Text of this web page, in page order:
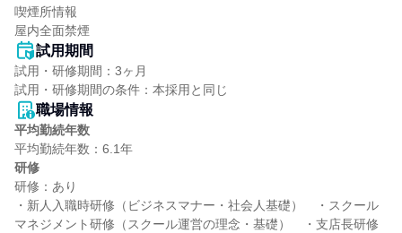
喫煙所情報
屋内全面禁煙
試用期間
試用・研修期間：3ヶ月
職場情報
平均勤続年数
研修
研修：あり
・新人入職時研修（ビジネスマナー・社会人基礎）　・スクール